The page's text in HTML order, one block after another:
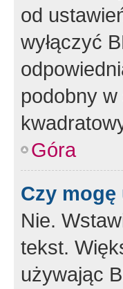
od
wyłączyć
podobny
Góra
Czy mogę
Nie.
tekst.
używając